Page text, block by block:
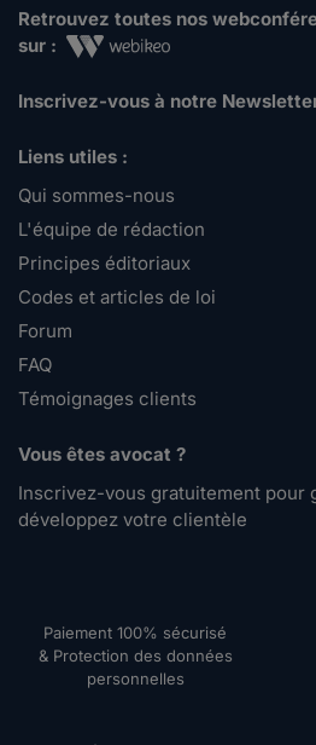
Retrouvez toutes nos
sur :
Inscrivez-vous à notre
Liens utiles :
Qui sommes-nous
L'équipe de rédaction
Principes éditoriaux
Codes et articles de loi
Forum
FAQ
Témoignages clients
Vous êtes avocat ?
Inscrivez-vous gratuitement pour
développez votre clientèle
Paiement 100% sécurisé
& Protection des données
personnelles